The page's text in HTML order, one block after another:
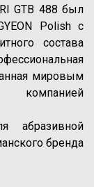
GTB 488 был
Polish с
состава
мировым
компанией
абразивной
бренда